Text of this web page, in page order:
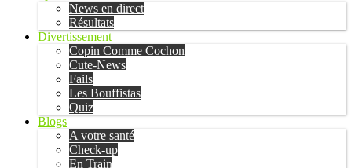
News en direct
Résultats
Divertissement
Copin Comme Cochon
Cute-News
Fails
Les Bouffistas
Quiz
Blogs
A votre santé
Check-up
En Train